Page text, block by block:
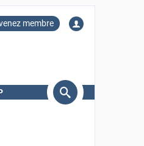
membre